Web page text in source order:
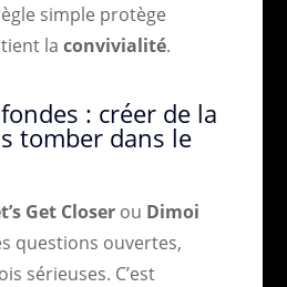
simple protège
la convivialité.
: créer de la
tomber dans le
Get Closerou Dimoi
questions ouvertes,
sérieuses. C’est